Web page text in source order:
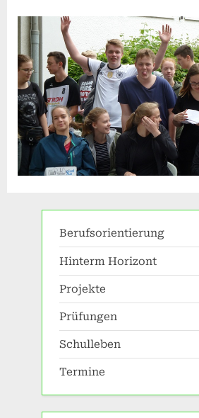
Berufsorientierung
Hinterm Horizont
Projekte
Prüfungen
Schulleben
Termine